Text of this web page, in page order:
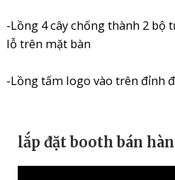
-Lồng 4 cây chống thành 2 bộ
lỗ trên mặt bàn
-Lồng tấm logo vào trên đỉnh
lắp đặt booth bán